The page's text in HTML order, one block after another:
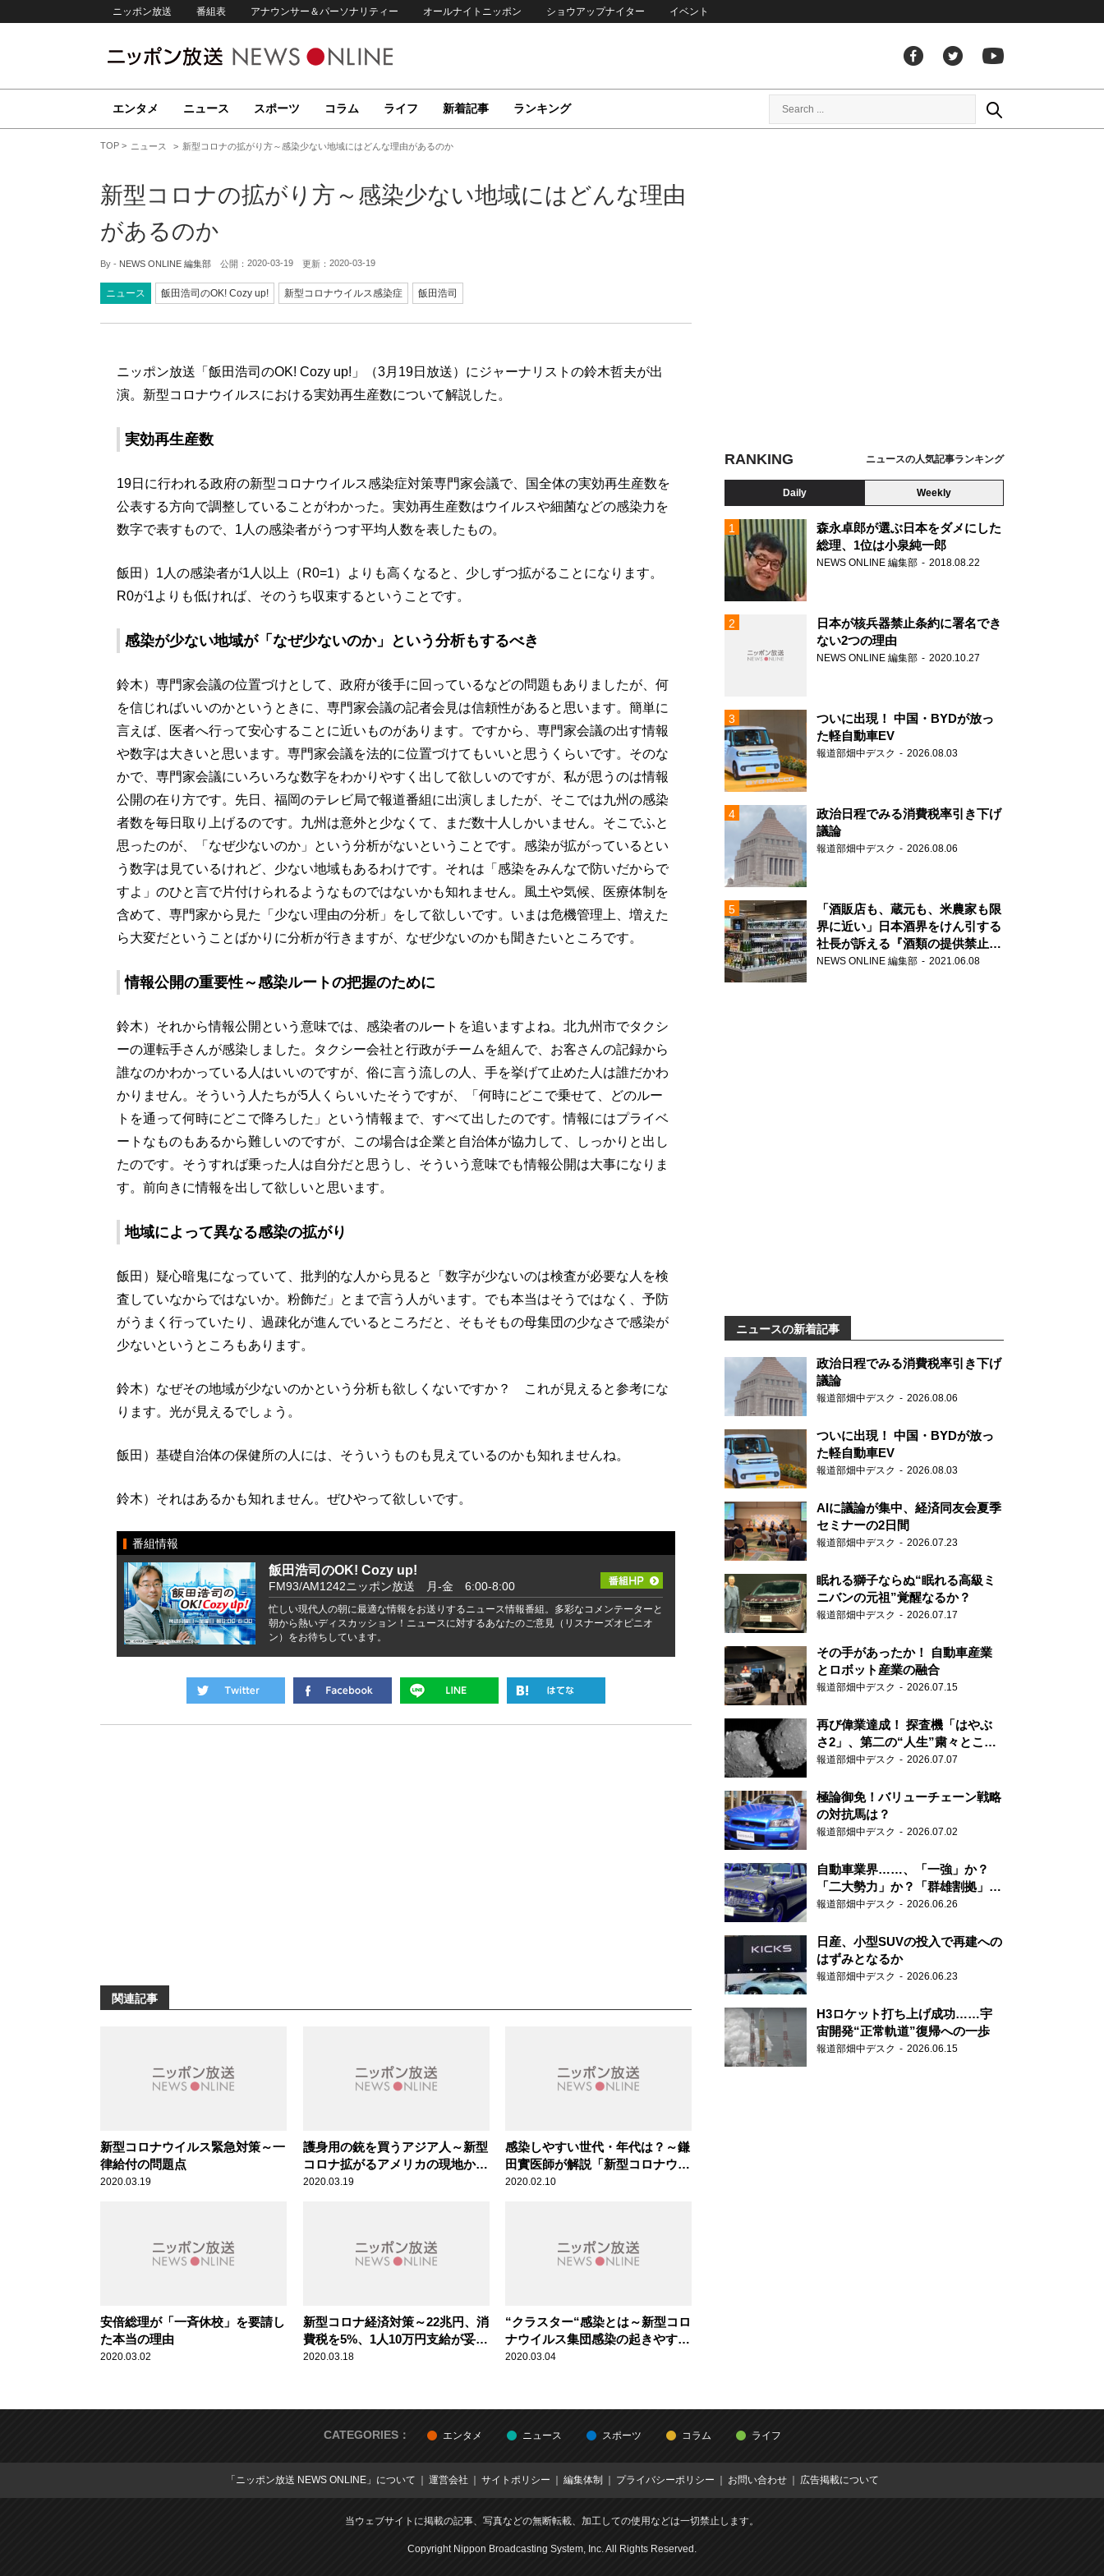
ニッポン放送 番組表 アナウンサー＆パーソナリティー オールナイトニッポン ショウアップナイター イベント
エンタメ ニュース スポーツ コラム ライフ 新着記事 ランキング
TOP ニュース 新型コロナの拡がり方～感染少ない地域にはどんな理由があるのか
新型コロナの拡がり方～感染少ない地域にはどんな理由
があるのか
By - NEWS ONLINE 編集部 公開： 2020-03-19 更新： 2020-03-19
ニュース 飯田浩司のOK! Cozy up! 新型コロナウイルス感染症 飯田浩司
ニッポン放送「飯田浩司のOK! Cozy up!」（3月19日放送）にジャーナリストの鈴木哲夫が出
演。新型コロナウイルスにおける実効再生産数について解説した。
実効再生産数
19日に行われる政府の新型コロナウイルス感染症対策専門家会議で、国全体の実効再生産数を
公表する方向で調整していることがわかった。実効再生産数はウイルスや細菌などの感染力を
数字で表すもので、1人の感染者がうつす平均人数を表したもの。
飯田）1人の感染者が1人以上（R0=1）よりも高くなると、少しずつ拡がることになります。
R0が1よりも低ければ、そのうち収束するということです。
感染が少ない地域が「なぜ少ないのか」という分析もするべき
鈴木）専門家会議の位置づけとして、政府が後手に回っているなどの問題もありましたが、何
を信じればいいのかというときに、専門家会議の記者会見は信頼性があると思います。簡単に
言えば、医者へ行って安心することに近いものがあります。ですから、専門家会議の出す情報
や数字は大きいと思います。専門家会議を法的に位置づけてもいいと思うくらいです。そのな
かで、専門家会議にいろいろな数字をわかりやすく出して欲しいのですが、私が思うのは情報
公開の在り方です。先日、福岡のテレビ局で報道番組に出演しましたが、そこでは九州の感染
者数を毎日取り上げるのです。九州は意外と少なくて、まだ数十人しかいません。そこでふと
思ったのが、「なぜ少ないのか」という分析がないということです。感染が拡がっているとい
う数字は見ているけれど、少ない地域もあるわけです。それは「感染をみんなで防いだからで
すよ」のひと言で片付けられるようなものではないかも知れません。風土や気候、医療体制を
含めて、専門家から見た「少ない理由の分析」をして欲しいです。いまは危機管理上、増えた
ら大変だということばかりに分析が行きますが、なぜ少ないのかも聞きたいところです。
情報公開の重要性～感染ルートの把握のために
鈴木）それから情報公開という意味では、感染者のルートを追いますよね。北九州市でタクシ
ーの運転手さんが感染しました。タクシー会社と行政がチームを組んで、お客さんの記録から
誰なのかわかっている人はいいのですが、俗に言う流しの人、手を挙げて止めた人は誰だかわ
かりません。そういう人たちが5人くらいいたそうですが、「何時にどこで乗せて、どのルー
トを通って何時にどこで降ろした」という情報まで、すべて出したのです。情報にはプライベ
ートなものもあるから難しいのですが、この場合は企業と自治体が協力して、しっかりと出し
たのです。そうすれば乗った人は自分だと思うし、そういう意味でも情報公開は大事になりま
す。前向きに情報を出して欲しいと思います。
地域によって異なる感染の拡がり
飯田）疑心暗鬼になっていて、批判的な人から見ると「数字が少ないのは検査が必要な人を検
査していなからではないか。粉飾だ」とまで言う人がいます。でも本当はそうではなく、予防
がうまく行っていたり、過疎化が進んでいるところだと、そもそもの母集団の少なさで感染が
少ないというところもあります。
鈴木）なぜその地域が少ないのかという分析も欲しくないですか？ これが見えると参考にな
ります。光が見えるでしょう。
飯田）基礎自治体の保健所の人には、そういうものも見えているのかも知れませんね。
鈴木）それはあるかも知れません。ぜひやって欲しいです。
番組情報
飯田浩司のOK! Cozy up!
FM93/AM1242ニッポン放送 月-金 6:00-8:00
忙しい現代人の朝に最適な情報をお送りするニュース情報番組。多彩なコメンテーターと
朝から熱いディスカッション！ニュースに対するあなたのご意見（リスナーズオピニオ
ン）をお待ちしています。
関連記事
新型コロナウイルス緊急対策～一
律給付の問題点
2020.03.19
護身用の銃を買うアジア人～新型
コロナ拡がるアメリカの現地から
報告
2020.03.19
感染しやすい世代・年代は？～鎌
田實医師が解説「新型コロナウイ
ルス対策」
2020.02.10
安倍総理が「一斉休校」を要請し
た本当の理由
2020.03.02
新型コロナ経済対策～22兆円、消
費税を5%、1人10万円支給が妥当
である理由
2020.03.18
“クラスター“感染とは～新型コロ
ナウイルス集団感染の起きやすい
閉鎖空間
2020.03.04
RANKING ニュースの人気記事ランキング
Daily Weekly
森永卓郎が選ぶ日本をダメにした
総理、1位は小泉純一郎
NEWS ONLINE 編集部 2018.08.22
日本が核兵器禁止条約に署名でき
ない2つの理由
NEWS ONLINE 編集部 2020.10.27
ついに出現！ 中国・BYDが放っ
た軽自動車EV
報道部畑中デスク 2026.08.03
政治日程でみる消費税率引き下げ
議論
報道部畑中デスク 2026.08.06
「酒販店も、蔵元も、米農家も限
界に近い」日本酒界をけん引する
社長が訴える『酒類の提供禁止』
策の大打撃
NEWS ONLINE 編集部 2021.06.08
ニュースの新着記事
政治日程でみる消費税率引き下げ
議論
報道部畑中デスク 2026.08.06
ついに出現！ 中国・BYDが放っ
た軽自動車EV
報道部畑中デスク 2026.08.03
AIに議論が集中、経済同友会夏季
セミナーの2日間
報道部畑中デスク 2026.07.23
眠れる獅子ならぬ“眠れる高級ミ
ニバンの元祖”覚醒なるか？
報道部畑中デスク 2026.07.17
その手があったか！ 自動車産業
とロボット産業の融合
報道部畑中デスク 2026.07.15
再び偉業達成！ 探査機「はやぶ
さ2」、第二の“人生”粛々とこな
す
報道部畑中デスク 2026.07.07
極論御免！バリューチェーン戦略
の対抗馬は？
報道部畑中デスク 2026.07.02
自動車業界……、「一強」か？
「二大勢力」か？「群雄割拠」
か？
報道部畑中デスク 2026.06.26
日産、小型SUVの投入で再建への
はずみとなるか
報道部畑中デスク 2026.06.23
H3ロケット打ち上げ成功……宇
宙開発“正常軌道”復帰への一歩
報道部畑中デスク 2026.06.15
CATEGORIES： エンタメ ニュース スポーツ コラム ライフ
「ニッポン放送 NEWS ONLINE」について 運営会社 サイトポリシー 編集体制 プライバシーポリシー お問い合わせ 広告掲載について
当ウェブサイトに掲載の記事、写真などの無断転載、加工しての使用などは一切禁止します。
Copyright Nippon Broadcasting System, Inc. All Rights Reserved.